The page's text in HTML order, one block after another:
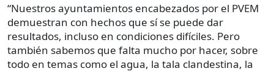
“Nuestros ayuntamientos encabezados por el PVEM
demuestran con hechos que sí se puede dar
resultados, incluso en condiciones difíciles. Pero
también sabemos que falta mucho por hacer, sobre
todo en temas como el agua, la tala clandestina, la